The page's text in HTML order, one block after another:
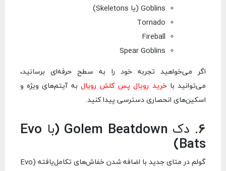
Goblins (یا Skeletons)
Tornado
Fireball
Spear Goblins
اگر می‌خواهید تجربه خود را به سطح حرفه‌ای برسانید،
می‌توانید باخرید رویال پس کلش رویال به آیتم‌های ویژه و
اسکین‌های انحصاری دسترسی پیدا کنید.
6. دک Golem Beatdown (با Evo
Bats)
گولم در متای جدید با اضافه شدن خفاش‌های تکامل‌یافته (Evo